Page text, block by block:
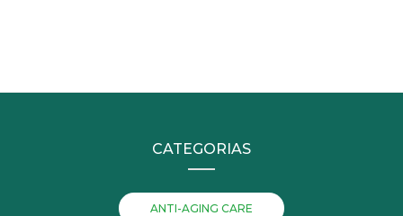
CATEGORIAS
ANTI-AGING CARE